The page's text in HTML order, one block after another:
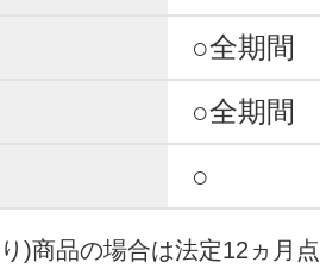
○全期間
○全期間
○
)商品の場合は法定12ヵ月